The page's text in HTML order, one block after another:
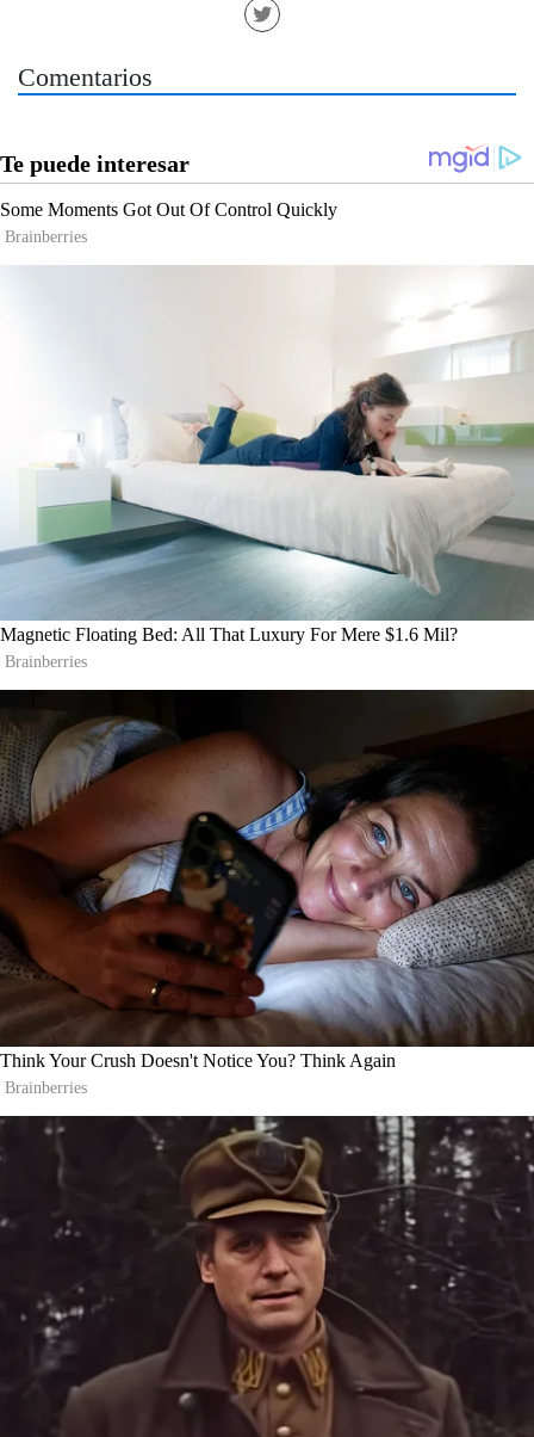
Comentarios